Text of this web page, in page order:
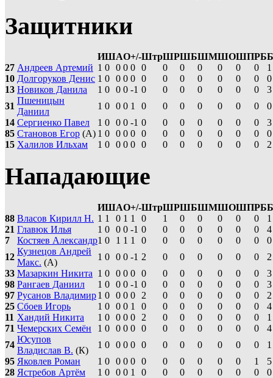
Защитники
ИШАО+/-ШтрШРШБШМШОШПРБ
27 Андреев Артемий 1 0 0 0 0 0 0 0 0 0 0 0
1
10 Долгоруков Денис 1 0 0 0 0 0 0 0 0 0 0 0
0
13 Новиков Данила 1 0 0 0 -1 0 0 0 0 0 0 0
3
31
Пшеницын
Даниил
1 0 0 0 1 0 0 0 0 0 0 0
0
14 Сергиенко Павел 1 0 0 0 -1 0 0 0 0 0 0 0
3
85 Становов Егор (А) 1 0 0 0 0 0 0 0 0 0 0 0
0
15 Халилов Ильхам 1 0 0 0 0 0 0 0 0 0 0 0 2
Нападающие
ИШАО+/-ШтрШРШБШМШОШПРБ
88 Власов Кирилл Н. 1 1 0 1 1 0 1 0 0 0 0 0
1
21 Главюк Илья 1 0 0 0 -1 0 0 0 0 0 0 0
4
7
Костяев Александр1 0 1 1 1 0 0 0 0 0 0 0
0
12
Кузнецов Андрей
Макс. (А)
1 0 0 0 -1 2 0 0 0 0 0 0
2
33 Мазаркин Никита 1 0 0 0 0 0 0 0 0 0 0 0
3
98 Рангаев Даниил 1 0 0 0 -1 0 0 0 0 0 0 0
3
97 Русанов Владимир1 0 0 0 0 2 0 0 0 0 0 0
2
25 Сбоев Игорь 1 0 0 0 1 0 0 0 0 0 0 0
4
11 Хандий Никита 1 0 0 0 0 2 0 0 0 0 0 0
1
71 Чемерских Семён 1 0 0 0 0 0 0 0 0 0 0 0
4
74
Юсупов
Владислав В. (К)
1 0 0 0 0 0 0 0 0 0 0 0
1
95 Яковлев Роман 1 0 0 0 0 0 0 0 0 0 0 1
5
28 Ястребов Артём 1 0 0 0 1 0 0 0 0 0 0 0 0